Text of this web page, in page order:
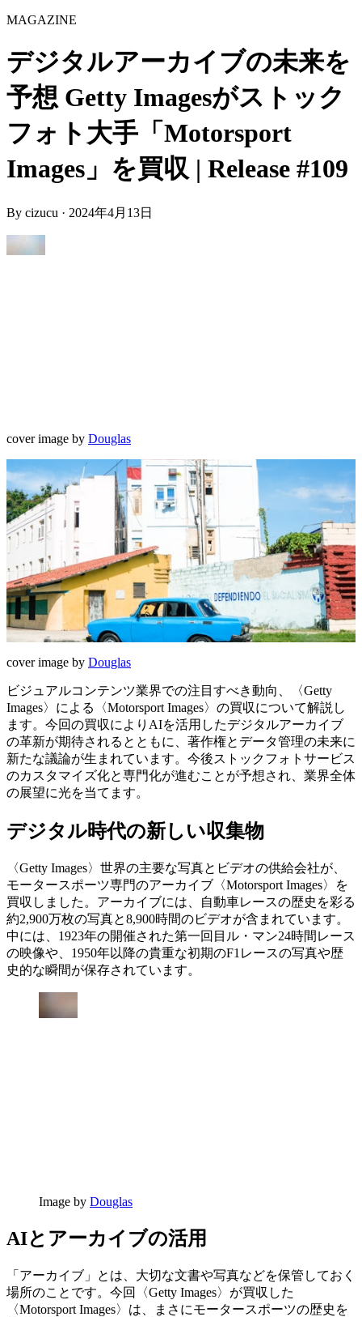
MAGAZINE
デジタルアーカイブの未来を
予想 Getty Imagesがストック
フォト大手「Motorsport
Images」を買収 | Release #109
By cizucu · 2024年4月13日
cover image by Douglas
cover image by Douglas
ビジュアルコンテンツ業界での注目すべき動向、〈Getty
Images〉による〈Motorsport Images〉の買収について解説し
ます。今回の買収によりAIを活用したデジタルアーカイブ
の革新が期待されるとともに、著作権とデータ管理の未来に
新たな議論が生まれています。今後ストックフォトサービス
のカスタマイズ化と専門化が進むことが予想され、業界全体
の展望に光を当てます。
デジタル時代の新しい収集物
〈Getty Images〉世界の主要な写真とビデオの供給会社が、
モータースポーツ専門のアーカイブ〈Motorsport Images〉を
買収しました。アーカイブには、自動車レースの歴史を彩る
約2,900万枚の写真と8,900時間のビデオが含まれています。
中には、1923年の開催された第一回目ル・マン24時間レース
の映像や、1950年以降の貴重な初期のF1レースの写真や歴
史的な瞬間が保存されています。
Image by Douglas
AIとアーカイブの活用
「アーカイブ」とは、大切な文書や写真などを保管しておく
場所のことです。今回〈Getty Images〉が買収した
〈Motorsport Images〉は、まさにモータースポーツの歴史を